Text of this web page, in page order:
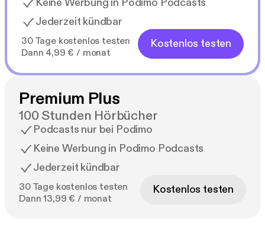
Jederzeit kündbar
30 Tage kostenlos testen
Dann 4,99 € / monat
Kostenlos testen
Premium Plus
100 Stunden Hörbücher
Podcasts nur bei Podimo
Keine Werbung in Podimo Podcasts
Jederzeit kündbar
30 Tage kostenlos testen
Dann 13,99 € / monat
Kostenlos testen